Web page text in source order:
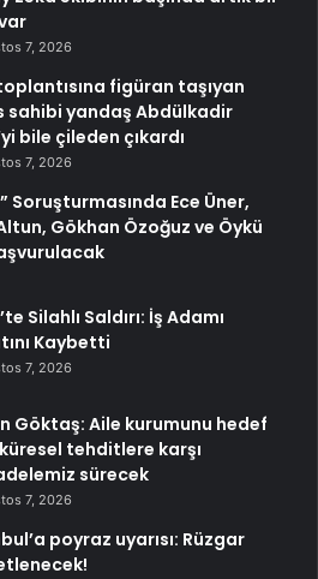
7, 2026
figüran taşıyan
sahibi yandaş Abdülkadir
bile çileden çıkardı
7, 2026
Soruşturmasında Ece Üner,
Gökhan Özoğuz ve Öykü
Silahlı Saldırı: İş Adamı
Kaybetti
7, 2026
Göktaş: Aile kurumunu hedef
tehditlere karşı
sürecek
7, 2026
poyraz uyarısı: Rüzgar